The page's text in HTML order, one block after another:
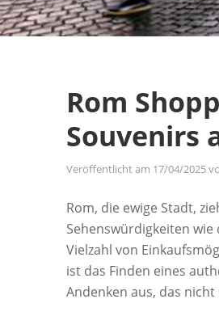
Rom
Souvenirs
Veröffentlicht am 17/04/2025
Rom, die ewige Stadt,
Sehenswürdigkeiten
Vielzahl von
ist das Finden eines
Andenken aus, das